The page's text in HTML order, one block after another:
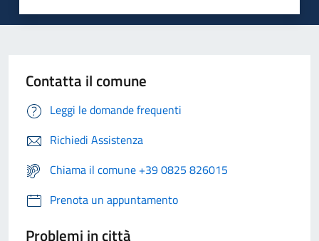
Contatta il comune
Leggi le domande frequenti
Richiedi Assistenza
Chiama il comune +39 0825 826015
Prenota un appuntamento
Problemi in città